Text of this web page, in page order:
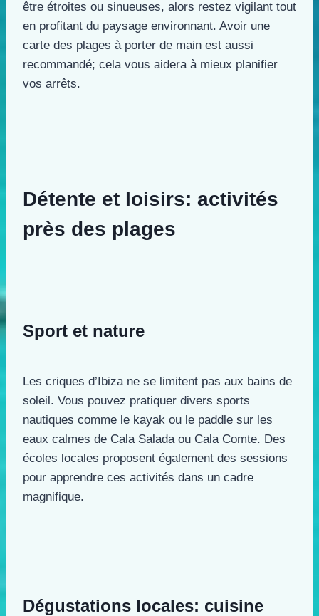
être étroites ou sinueuses, alors restez vigilant tout
en profitant du paysage environnant. Avoir une
carte des plages à porter de main est aussi
recommandé; cela vous aidera à mieux planifier
vos arrêts.
Détente et loisirs: activités
près des plages
Sport et nature
Les criques d’Ibiza ne se limitent pas aux bains de
soleil. Vous pouvez pratiquer divers sports
nautiques comme le kayak ou le paddle sur les
eaux calmes de Cala Salada ou Cala Comte. Des
écoles locales proposent également des sessions
pour apprendre ces activités dans un cadre
magnifique.
Dégustations locales: cuisine